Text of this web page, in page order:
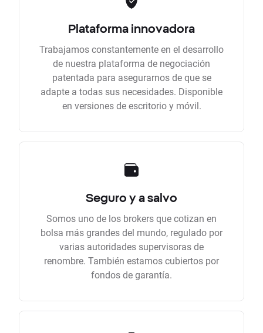
Plataforma innovadora
Trabajamos constantemente en el desarrollo
de nuestra plataforma de negociación
patentada para asegurarnos de que se
adapte a todas sus necesidades. Disponible
en versiones de escritorio y móvil.
Seguro y a salvo
Somos uno de los brokers que cotizan en
bolsa más grandes del mundo, regulado por
varias autoridades supervisoras de
renombre. También estamos cubiertos por
fondos de garantía.